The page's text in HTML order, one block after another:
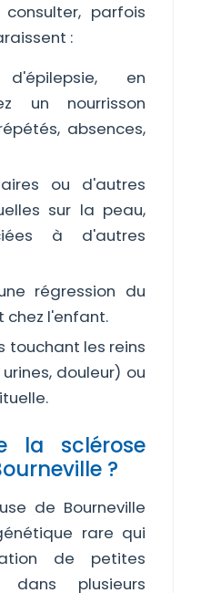
parfois
:
en
un nourrisson
absences,
ou d'autres
sur la peau,
à d'autres
régression du
l'enfant.
touchant les reins
douleur) ou
la sclérose
?
de Bourneville
rare qui
de petites
dans plusieurs